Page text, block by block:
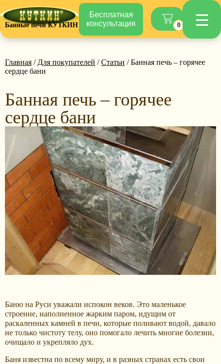
Банные печи КУТКИН
Бесплатная
консультация
0
Главная / Для покупателей /Статьи / Банная печь – горячее
сердце бани
Банная печь – горячее
сердце бани
Баню на Руси уважали испокон веков. Это маленькое
строение, наполненное жарким паром, идущим от
раскаленных камней в печи, которые поливают водой, давало
не только чистоту телу, оно помогало лечить многие болезни,
очищало и укрепляло дух.
Баня известна по всему миру, и в разных странах есть свои